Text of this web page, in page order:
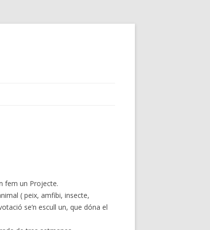
fem un Projecte.
( peix, amfibi, insecte,
se’n escull un, que dóna el